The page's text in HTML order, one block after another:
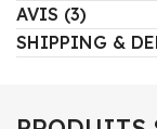
AVIS (3)
SHIPPING &